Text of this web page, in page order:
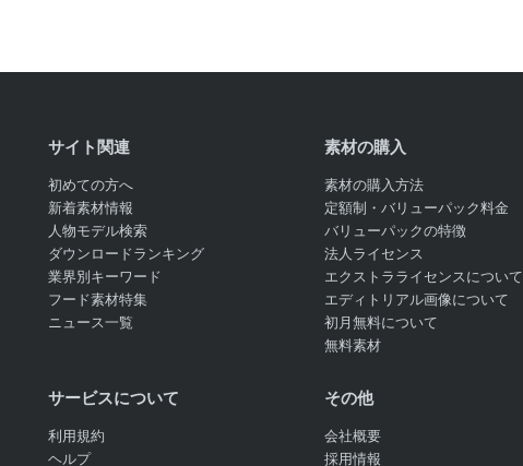
サイト関連
初めての方へ
新着素材情報
人物モデル検索
ダウンロードランキング
業界別キーワード
フード素材特集
ニュース一覧
素材の購入
素材の購入方法
定額制・バリューパック料金
バリューパックの特徴
法人ライセンス
エクストラライセンスについて
エディトリアル画像について
初月無料について
無料素材
サービスについて
利用規約
ヘルプ
その他
会社概要
採用情報